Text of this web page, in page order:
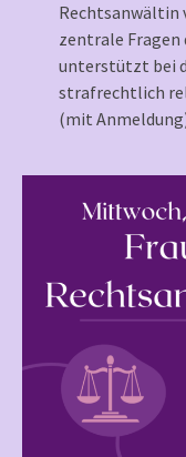
Rechtsanwältin
zentrale Fragen
unterstützt bei
strafrechtlich
(mit